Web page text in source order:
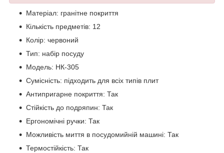
Матеріал: гранітне покриття
Кількість предметів: 12
Колір: червоний
Тип: набір посуду
Модель: НК-305
Сумісність: підходить для всіх типів плит
Антипригарне покриття: Так
Стійкість до подряпин: Так
Ергономічні ручки: Так
Можливість миття в посудомийній машині: Так
Термостійкість: Так